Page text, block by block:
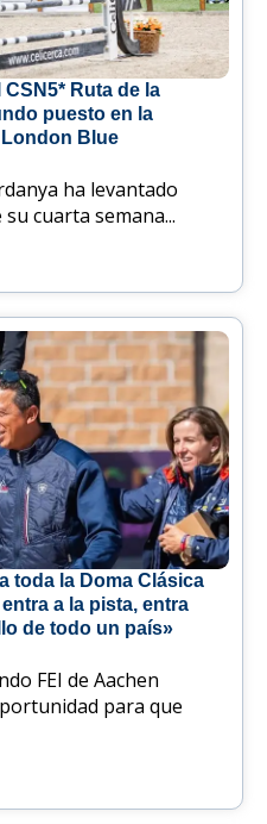
Ruta de la
puesto en la
Blue
ha levantado
cuarta semana...
toda la Doma Clásica
a la pista, entra
de todo un país»
FEI de Aachen
para que